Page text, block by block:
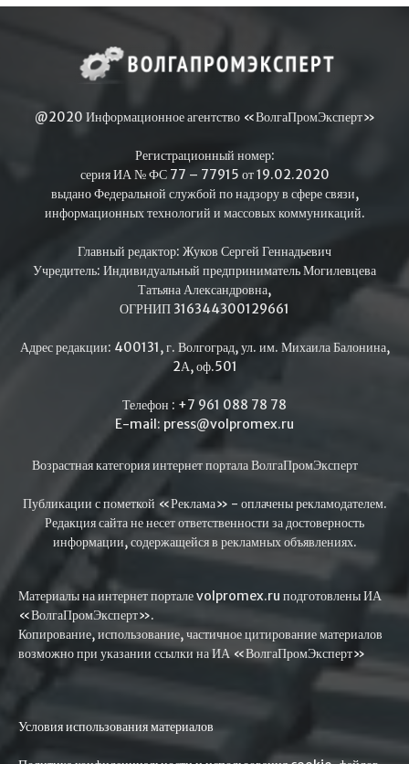
@2020 Информационное агентство «ВолгаПромЭксперт»
Регистрационный номер:
серия ИА № ФС 77 – 77915 от 19.02.2020
выдано Федеральной службой по надзору в сфере связи,
информационных технологий и массовых коммуникаций.
Главный редактор: Жуков Сергей Геннадьевич
Учредитель: Индивидуальный предприниматель Могилевцева
Татьяна Александровна,
ОГРНИП 316344300129661
Адрес редакции: 400131, г. Волгоград, ул. им. Михаила Балонина,
2А, оф.501
Телефон : +7 961 088 78 78
E-mail: press@volpromex.ru
Возрастная категория интернет портала ВолгаПромЭксперт
Публикации с пометкой «Реклама» - оплачены рекламодателем.
Редакция сайта не несет ответственности за достоверность
информации, содержащейся в рекламных объявлениях.
Материалы на интернет портале volpromex.ru подготовлены ИА
«ВолгаПромЭксперт».
Копирование, использование, частичное цитирование материалов
возможно при указании ссылки на ИА «ВолгаПромЭксперт»
Условия использования материалов